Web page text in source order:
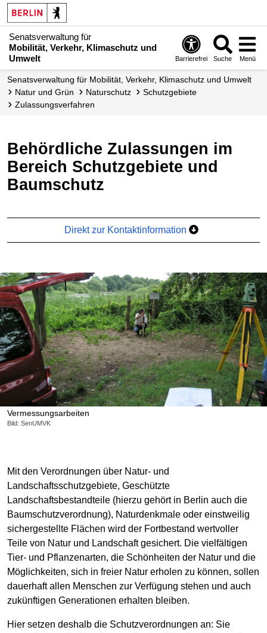
Senatsverwaltung für
Mobilität, Verkehr, Klimaschutz und
Umwelt
Barrierefrei Suche Menü
Senatsverwaltung für Mobilität, Verkehr, Klimaschutz und Umwelt
Natur und Grün
Naturschutz
Schutzgebiete
Zulassungs­verfahren
Behördliche Zulassungen im
Bereich Schutzgebiete und
Baumschutz
Direkt zur Kontaktinformation
Vermessungsarbeiten
Bild: SenUMVK
Mit den Verordnungen über Natur- und
Landschaftsschutzgebiete, Geschützte
Landschaftsbestandteile (hierzu gehört in Berlin auch die
Baumschutzverordnung), Naturdenkmale oder einstweilig
sichergestellte Flächen wird der Fortbestand wertvoller
Teile von Natur und Landschaft gesichert. Die vielfältigen
Tier- und Pflanzenarten, die Schönheiten der Natur und die
Möglichkeiten, sich in freier Natur erholen zu können, sollen
dauerhaft allen Menschen zur Verfügung stehen und auch
zukünftigen Generationen erhalten bleiben.
Hier setzen deshalb die Schutzverordnungen an: Sie